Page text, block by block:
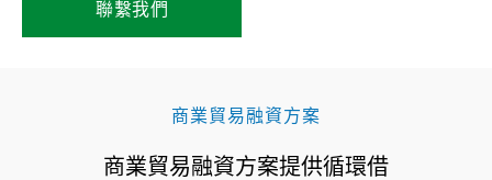
聯繫我們
商業貿易融資方案
商業貿易融資方案提供循環借